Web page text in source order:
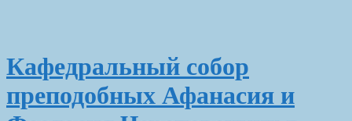
Кафедральный собор
преподобных Афанасия и